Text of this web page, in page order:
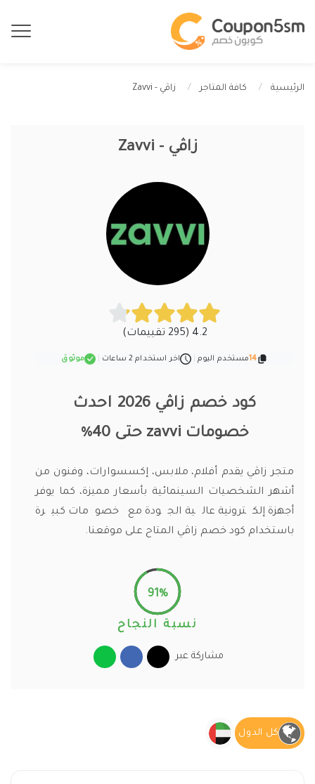
الرئيسية كافة المتاجر زاڤي - Zavvi
زاڤي - Zavvi
4.2 (295 تقييمات)
14مستخدم اليوم اخر استخدام 2 ساعات موثوق
كود خصم زاڤي
2026 احدث
خصومات zavvi حتى 40%
متجر زاڤي يقدم أفلام، ملابس، إكسسوارات، وفنون من
أشهر الشخصيات السينمائية بأسعار مميزة، كما يوفر
أجهزة إلكترونية عالية الجودة مع خصومات كبيرة
باستخدام كود خصم زاڤي المتاح على موقعنا.
91%
نسبة النجاح
مشاركة عبر
كل الدول